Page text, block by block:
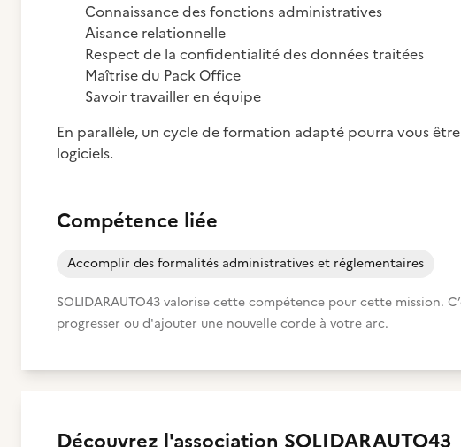
Connaissance des fonctions administratives
Aisance relationnelle
Respect de la confidentialité des données traitées
Maîtrise du Pack Office
Savoir travailler en équipe
En parallèle, un cycle de formation adapté pourra vous
logiciels.
Compétence liée
Accomplir des formalités administratives et réglementaires
SOLIDARAUTO43 valorise cette compétence pour cette mission.
progresser ou d'ajouter une nouvelle corde à votre arc.